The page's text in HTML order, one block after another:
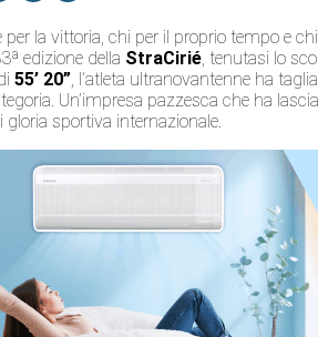
per la vittoria, chi per il proprio tempo e
edizione della StraCirié, tenutasi lo
55’ 20”, l’atleta ultranovantenne ha
Un’impresa pazzesca che ha
sportiva internazionale.